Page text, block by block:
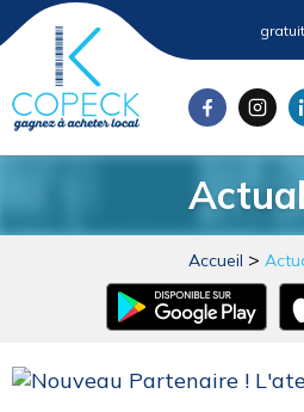
Accueil